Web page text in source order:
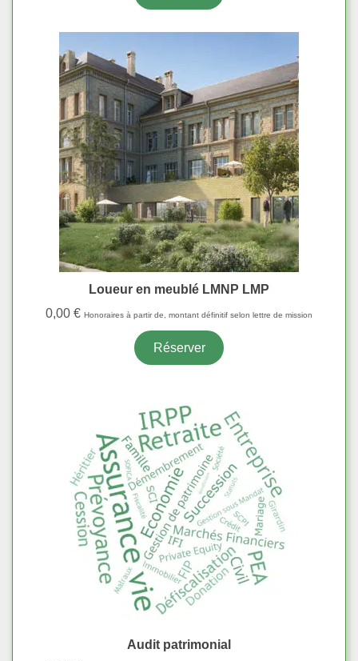
Loueur en meublé LMNP LMP
0,00 € Honoraires à partir de, montant définitif selon lettre de mission
Réserver
Audit patrimonial